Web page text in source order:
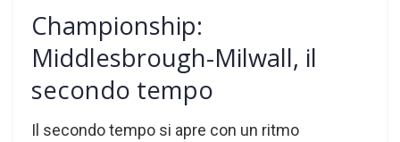
Championship:
Middlesbrough-Milwall, il
secondo tempo
Il secondo tempo si apre con un ritmo